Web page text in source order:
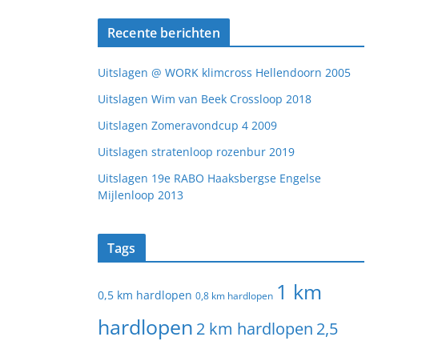
Recente berichten
Uitslagen @ WORK klimcross Hellendoorn 2005
Uitslagen Wim van Beek Crossloop 2018
Uitslagen Zomeravondcup 4 2009
Uitslagen stratenloop rozenbur 2019
Uitslagen 19e RABO Haaksbergse Engelse
Mijlenloop 2013
Tags
0,5 km hardlopen 0,8 km hardlopen 1 km
hardlopen 2 km hardlopen 2,5